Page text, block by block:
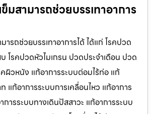
มสามารถช่วยบรรเทาอาการ
ารถช่วยบรรเทาอาการได้ ได้แก่ โรคปวด
บ โรคปวดหัวไมเกรน ปวดประจําเดือน ปวด
ผิวหนัง แก้อาการระบบต่อมไร้ท่อ แก้
แก้อาการระบบการเคลื่อนไหว แก้อาการ
ารระบบทางเดินปัสสาวะ แก้อาการระบบ